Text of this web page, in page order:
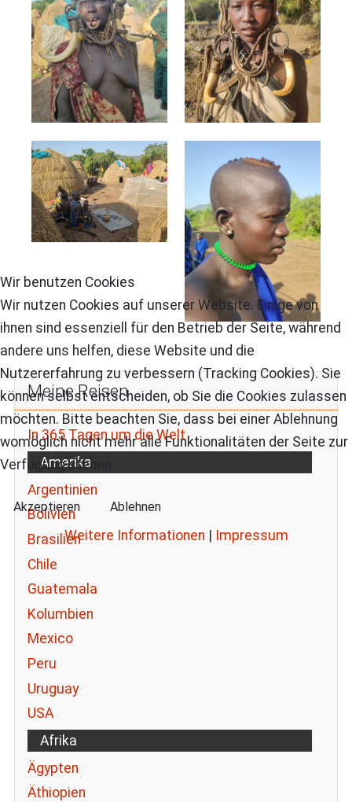
Meine Reisen
In 365 Tagen um die Welt
Amerika
Argentinien
Bolivien
Brasilien
Chile
Guatemala
Kolumbien
Mexico
Peru
Uruguay
USA
Afrika
Ägypten
Äthiopien
Wir benutzen Cookies
Wir nutzen Cookies auf unserer Website. Einige von
ihnen sind essenziell für den Betrieb der Seite, während
andere uns helfen, diese Website und die
Nutzererfahrung zu verbessern (Tracking Cookies). Sie
können selbst entscheiden, ob Sie die Cookies zulassen
möchten. Bitte beachten Sie, dass bei einer Ablehnung
womöglich nicht mehr alle Funktionalitäten der Seite zur
Verfügung stehen.
Akzeptieren Ablehnen
Weitere Informationen Impressum